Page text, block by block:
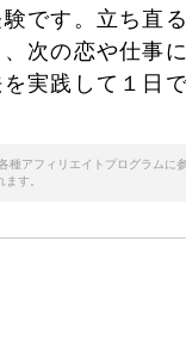
です。立ち直
次の恋や仕事
実践して１日
種アフィリエイトプログラムに
す。